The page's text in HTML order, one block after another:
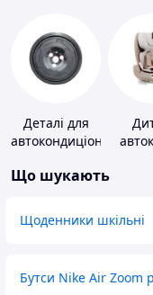
Деталі для
автокондиціонерів
Що шукають
Щоденники шкільні
Бутси Nike Air Zoom